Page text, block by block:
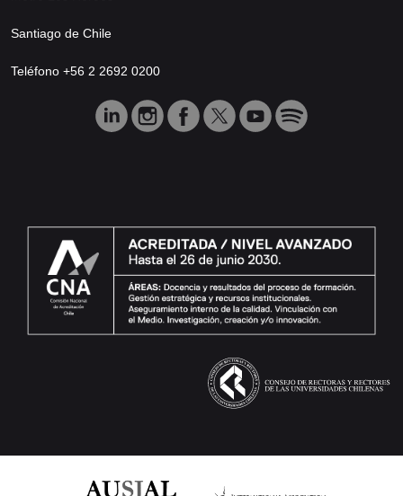
Santiago de Chile
Teléfono +56 2 2692 0200